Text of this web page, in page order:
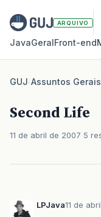
ARQUIVO
JavaGeralFront‑end
GUJ/Assuntos Gerais
Second Life
11 de abril de 2007 5
LPJava11 de